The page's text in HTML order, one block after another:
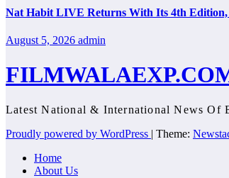
Nat Habit LIVE Returns With Its 4th Edition,
August 5, 2026 admin
Latest National & International News Of
Proudly powered by WordPress | Theme:
Home
About Us